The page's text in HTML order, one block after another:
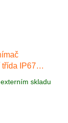
IP67
skladu